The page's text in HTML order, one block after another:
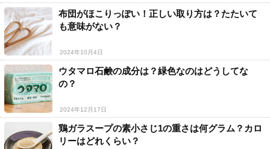
布団がほこりっぽい！正しい取り方は？たたいて
も意味がない？
2024年10月4日
ウタマロ石鹸の成分は？緑色なのはどうしてな
の？
2024年12月17日
鶏ガラスープの素小さじ1の重さは何グラム？カロ
リーはどれくらい？